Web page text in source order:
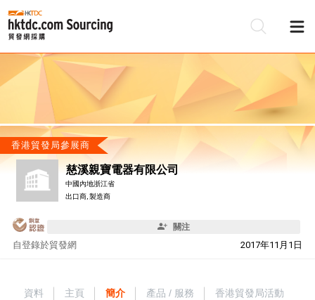
香港貿發局參展商
慈溪親寶電器有限公司
中國內地浙江省
出口商, 製造商
關注
自 2017年11月1日
登錄於貿發網
資料 主頁 簡介 產品 / 服務 香港貿發局活動